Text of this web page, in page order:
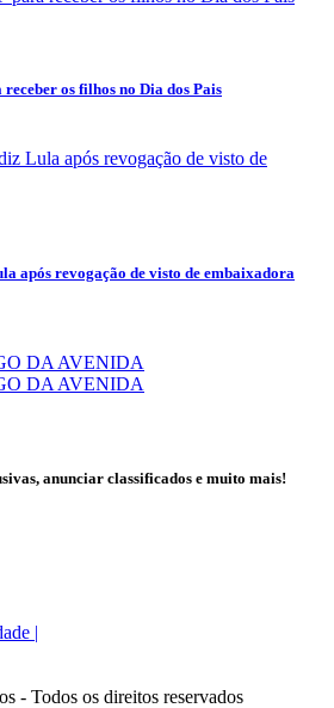
os filhos no Dia dos Pais
após revogação de visto de embaixadora
anunciar classificados e muito mais!
|
- Todos os direitos reservados